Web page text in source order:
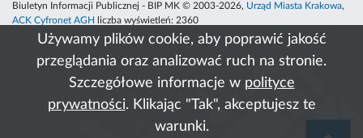
Używamy plików cookie, aby poprawić jakość
przeglądania oraz analizować ruch na stronie.
Szczegółowe informacje w polityce
prywatności. Klikając "Tak", akceptujesz te
warunki.
Biuletyn Informacji Publicznej - BIP MK © 2003-2026, Urząd Miasta Krakowa,
ACK Cyfronet AGH
liczba wyświetleń: 2360